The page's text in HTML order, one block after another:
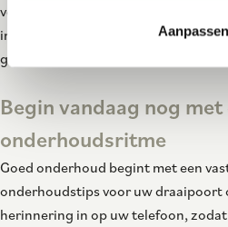
Aanpassen
voor deskundig advies over
inspectie van uw poort en hekwerk.
goedkoper dan genezen, dat geldt
Begin vandaag nog met
onderhoudsritme
Goed onderhoud begint met een
onderhoudstips voor uw draaipoort
herinnering in op uw telefoon,